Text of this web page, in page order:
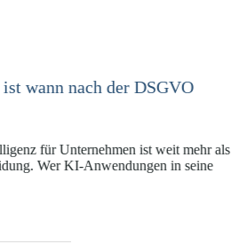
mit DORA,
hat in den vergangenen Jahren eine
Unternehmen der Finanz-